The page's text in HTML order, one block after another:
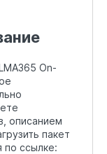
On-
описанием
пакет
по ссылке: